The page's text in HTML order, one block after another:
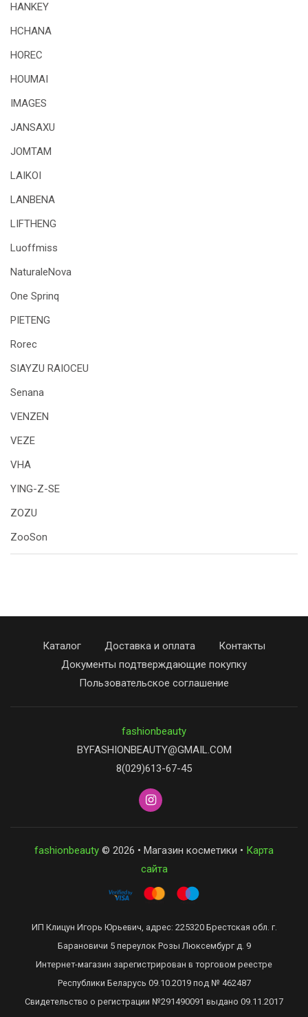
HANKEY
HCHANA
HOREC
HOUMAI
IMAGES
JANSAXU
JOMTAM
LAIKOI
LANBENA
LIFTHENG
Luoffmiss
NaturaleNova
One Sprinq
PIETENG
Rorec
SIAYZU RAIOCEU
Senana
VENZEN
VEZE
VHA
YING-Z-SE
ZOZU
ZooSon
Каталог Доставка и оплата
Контакты
Документы подтверждающие покупку
Пользовательское соглашение
fashionbeauty
BYFASHIONBEAUTY@GMAIL.COM
8(029)613-67-45
fashionbeauty © 2026 • Магазин косметики • Карта
сайта
ИП Клицун Игорь Юрьевич, адрес: 225320 Брестская обл. г.
Барановичи 5 переулок Розы Люксембург д. 9
Интернет-магазин зарегистрирован в торговом реестре
Республики Беларусь 09.10.2019 под № 462487
Свидетельство о регистрации №291490091 выдано 09.11.2017